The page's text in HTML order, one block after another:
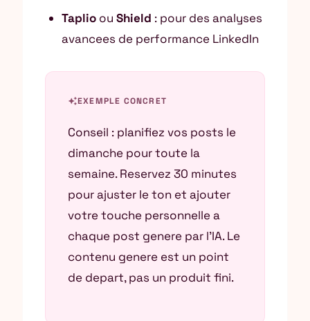
Taplio ou Shield : pour des analyses
avancees de performance LinkedIn
auto_awesomeEXEMPLE CONCRET
Conseil : planifiez vos posts le
dimanche pour toute la
semaine. Reservez 30 minutes
pour ajuster le ton et ajouter
votre touche personnelle a
chaque post genere par l’IA. Le
contenu genere est un point
de depart, pas un produit fini.